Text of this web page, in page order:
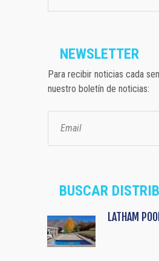
NEWSLETTER
Para recibir noticias cada
nuestro boletín de noticias:
BUSCAR
LATHAM